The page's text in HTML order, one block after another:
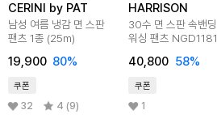
CERINI by PAT
남성 여름 냉감 면 스판
팬츠 1종 (25m)
19,900 80%
쿠폰
32 4 (9)
HARRISON
30수 면 스판 속밴딩
워싱 팬츠 NGD1181
40,800 58%
쿠폰
1